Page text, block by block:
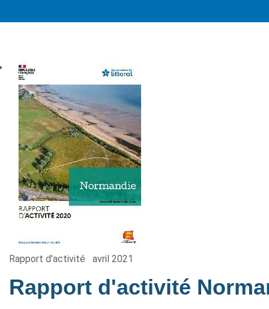
Rapport d'activité avril 2021
Rapport d'activité